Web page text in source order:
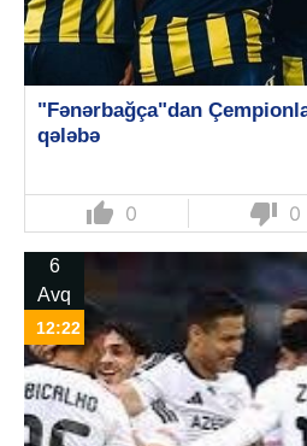
"Fənərbağça"dan
qələbə
thumb_up 0 thumb_down 0
6
Avq
12:22